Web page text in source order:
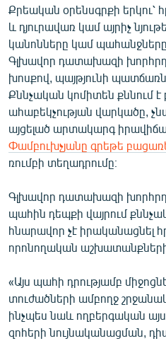
ՀԵՏԵՎԵՔ ՄԵԶ
«Ազատության» բոլոր
Քրեական օրենսգրքի երկու՝
և դյուրավառ կամ այրիչ
կանոնները կամ
Գլխավոր դատախազի
խոսքով, պայթյունի
Քննչական կոմիտեն քննում է
ահաբեկչության վարկածը,
այցելած արտակարգ
Փամբուխչյանը գրեթե
ռումբի տեղադրումը։
Գլխավոր դատախազի
պահին դեպքի վայրում
հնարավոր չէ իրականացնել
որոնողական
«Այս պահի դրությամբ
տուժածների ամբողջ
ինչպես նաև ողբերգական
զոհերի նույնականացման,